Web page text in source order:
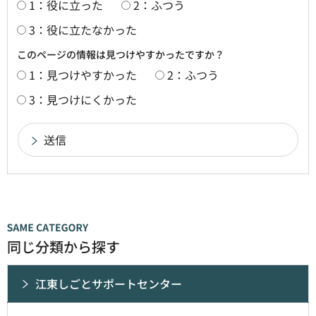
1：役に立った
2：ふつう
3：役に立たなかった
このページの情報は見つけやすかったですか？
1：見つけやすかった
2：ふつう
3：見つけにくかった
同じ分類から探す
江東しごとサポートセンター